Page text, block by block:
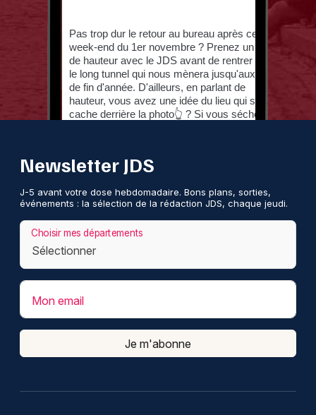
Mon email
Je m'abonne
Newsletter JDS
J-5 avant votre dose hebdomadaire. Bons plans, sorties,
événements : la sélection de la rédaction JDS, chaque jeudi.
Choisir mes départements
Mon email
Je m'abonne